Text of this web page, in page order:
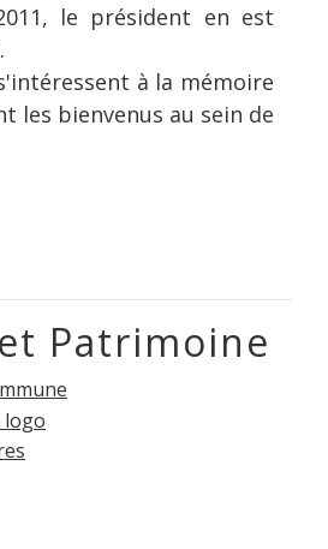
le président en est
à la mémoire
les bienvenus au sein de
Patrimoine
logo